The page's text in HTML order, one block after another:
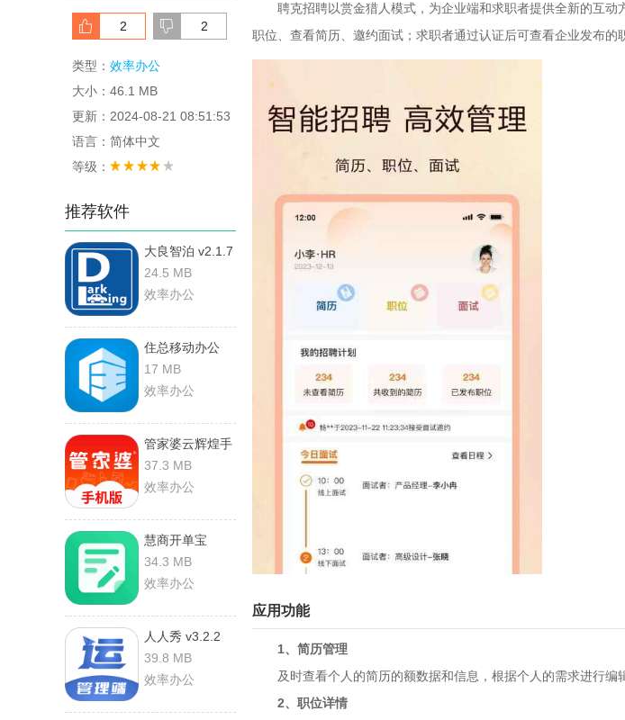
2 2
类型： 效率办公
大小：46.1 MB
更新：2024-08-21 08:51:53
语言：简体中文
等级：
推荐软件
大良智泊 v2.1.7
安卓版
24.5 MB
效率办公
住总移动办公
v2.7.0 手机版
17 MB
效率办公
管家婆云辉煌手
机版 v10.8.0 安
卓版
37.3 MB
效率办公
慧商开单宝
v1.0.2 安卓版
34.3 MB
效率办公
人人秀 v3.2.2
安卓版
39.8 MB
效率办公
聘克招聘以赏金猎人模式，为企业端和求职者提供全新的互动
职位、查看简历、邀约面试；求职者通过认证后可查看企业发布的
应用功能
1、简历管理
及时查看个人的简历的额数据和信息，根据个人的需求进行编
2、职位详情